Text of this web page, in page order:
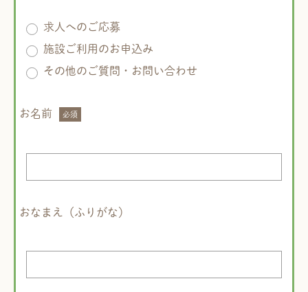
求人へのご応募
施設ご利用のお申込み
その他のご質問・お問い合わせ
お名前
おなまえ（ふりがな）